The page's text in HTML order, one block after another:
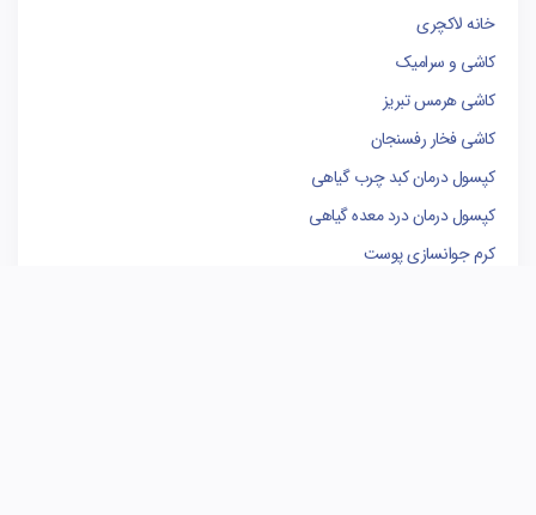
خانه لاکچری
کاشی و سرامیک
کاشی هرمس تبریز
کاشی فخار رفسنجان
کپسول درمان کبد چرب گیاهی
کپسول درمان درد معده گیاهی
کرم جوانسازی پوست